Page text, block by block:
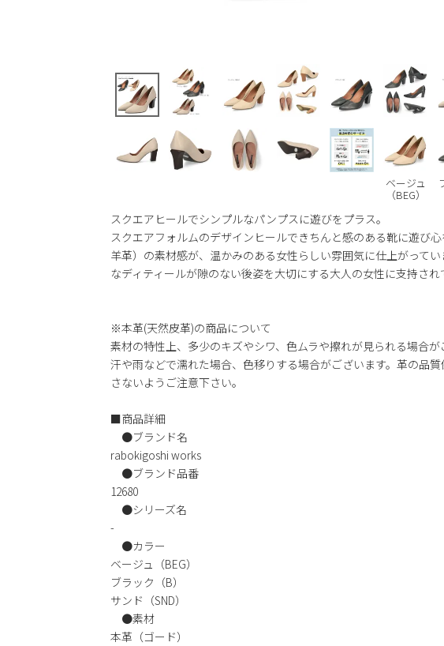
ベージュ
（BEG）
スクエアヒールでシンプルなパンプスに遊びをプラス。
スクエアフォルムのデザインヒールできちんと感のある靴に遊び
羊革）の素材感が、温かみのある女性らしい雰囲気に仕上がってい
なディティールが隙のない後姿を大切にする大人の女性に支持され
※本革(天然皮革)の商品について
素材の特性上、多少のキズやシワ、色ムラや擦れが見られる場合が
汗や雨などで濡れた場合、色移りする場合がございます。革の品
さないようご注意下さい。
■商品詳細
●ブランド名
rabokigoshi works
●ブランド品番
12680
●シリーズ名
-
●カラー
ベージュ（BEG）
ブラック（B）
サンド（SND）
●素材
本革（ゴード）